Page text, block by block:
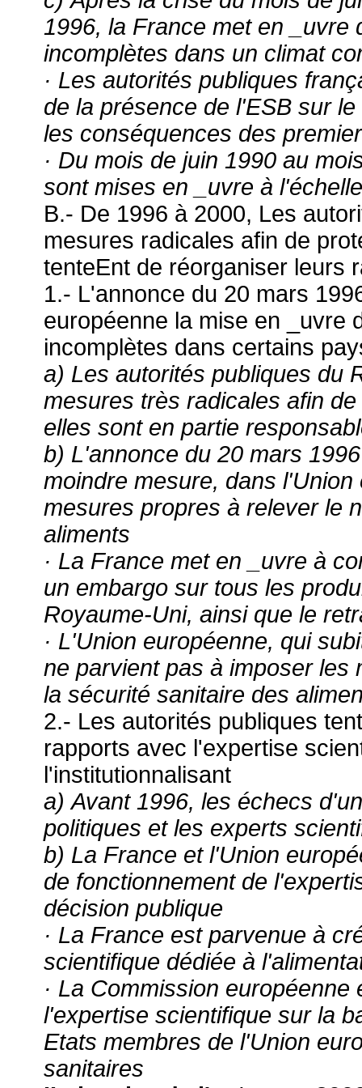
1996, la France met en _uvre
incomplètes dans un climat
· Les autorités publiques
de la présence de l'ESB sur
les conséquences des
· Du mois de juin 1990 au
sont mises en _uvre à
B.- De 1996 à 2000, Les
mesures radicales afin de
tenteEnt de réorganiser leurs
1.- L'annonce du 20 mars
européenne la mise en _uvre
incomplètes dans certains
a) Les autorités publiques du
mesures très radicales afin
elles sont en partie
b) L'annonce du 20 mars
moindre mesure, dans
mesures propres à relever le
aliments
· La France met en _uvre à
un embargo sur tous les
Royaume-Uni, ainsi que le
· L'Union européenne, qui
ne parvient pas à imposer
la sécurité sanitaire des
2.- Les autorités publiques
rapports avec l'expertise
l'institutionnalisant
a) Avant 1996, les échecs
politiques et les experts
b) La France et l'Union
de fonctionnement de
décision publique
· La France est parvenue à
scientifique dédiée à
· La Commission
l'expertise scientifique sur la
Etats membres de l'Union
sanitaires